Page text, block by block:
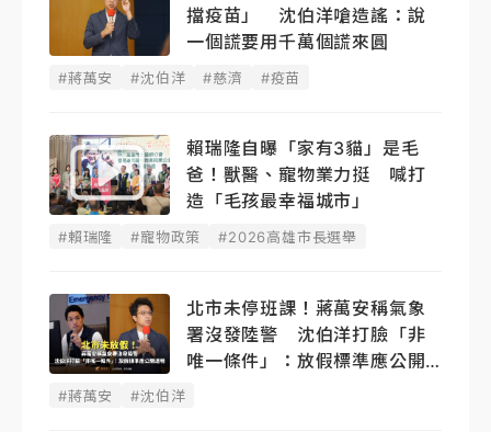
擋疫苗」 沈伯洋嗆造謠：說
一個謊要用千萬個謊來圓
#蔣萬安 #沈伯洋 #慈濟 #疫苗
賴瑞隆自曝「家有3貓」是毛
爸！獸醫、寵物業力挺 喊打
造「毛孩最幸福城市」
#賴瑞隆 #寵物政策 #2026高雄市長選舉
北市未停班課！蔣萬安稱氣象
署沒發陸警 沈伯洋打臉「非
唯一條件」：放假標準應公開
#蔣萬安 #沈伯洋